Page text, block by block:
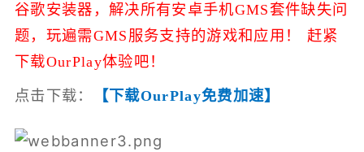
谷歌安装器，解决所有安卓手机GMS套件缺失问
题，玩遍需GMS服务支持的游戏和应用！ 赶紧
下载OurPlay体验吧！
点击下载： 【下载OurPlay免费加速】